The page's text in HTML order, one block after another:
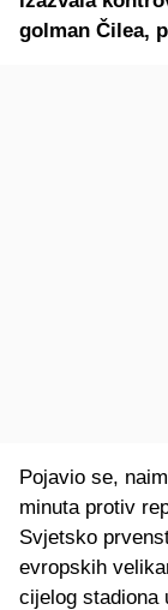
golman Čilea,
Pojavio se,
minuta protiv
Svjetsko
evropskih
cijelog stadiona